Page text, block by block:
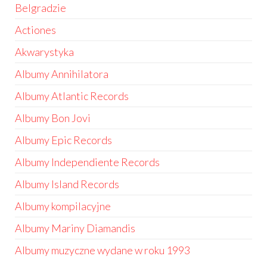
Belgradzie
Actiones
Akwarystyka
Albumy Annihilatora
Albumy Atlantic Records
Albumy Bon Jovi
Albumy Epic Records
Albumy Independiente Records
Albumy Island Records
Albumy kompilacyjne
Albumy Mariny Diamandis
Albumy muzyczne wydane w roku 1993